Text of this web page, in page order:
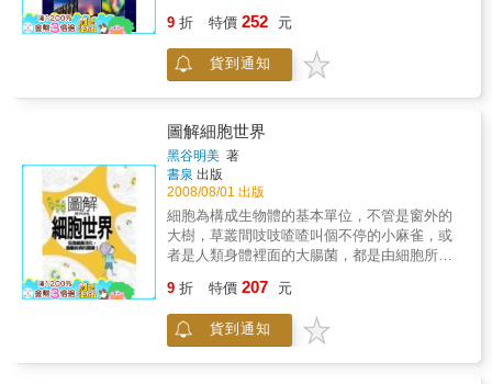
所做的獨創研究。二、 本書共分四篇：首篇
瞞與外星生物有關的所有研究成果，並以密約
方式出賣國民以至全人類供外星生物進行實驗
的醜聞；第二篇「外星人入侵古文明」，乃從
留的印跡；第三篇講述外星人與地球人的「第
四類接觸」，透過當事人的回憶，重現外星人
綁架地球人的恐怖實況；第四篇
現象的可能緣起、發生因素，以及真偽等問
題，兼具娛樂性與學識性，為一同時適用於各
年齡層與專業層的通俗讀物。 三、本書搭配大
跟著文字上天下海，一探世界神祕現象與文明
9 折 特價 252 元
貨到通知
圖解細胞世界
黑谷明美 著
書泉 出版
2008/08/01 出版
細胞為構成生物體的基本單位，不管是窗外的
大樹，草叢間吱吱喳喳叫個不停的小麻雀，或
者是人類身體裡面的大腸菌，都是由細胞所組
世界，本書引導讀者進入細胞世界，從細胞如
何被發現、細胞學的出現、各種細胞特色，以
及幹細胞（萬能細胞）的重要性等方面加以討
9 折 特價 207 元
貨到通知